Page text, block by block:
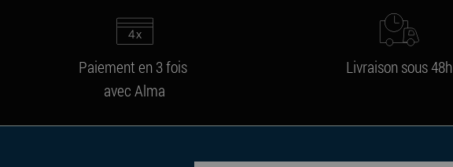
Paiement en 3 fois
avec Alma
Livraison sous 48h